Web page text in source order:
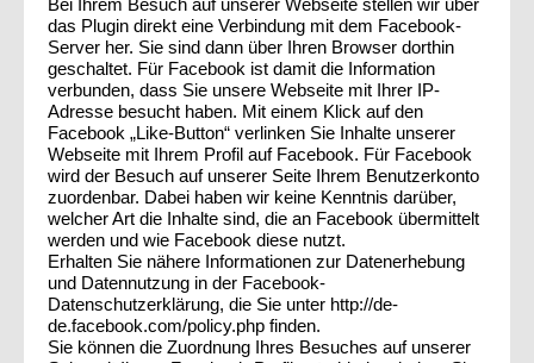
Bei Ihrem Besuch auf unserer Webseite stellen wir über
das Plugin direkt eine Verbindung mit dem Facebook-
Server her. Sie sind dann über Ihren Browser dorthin
geschaltet. Für Facebook ist damit die Information
verbunden, dass Sie unsere Webseite mit Ihrer IP-
Adresse besucht haben. Mit einem Klick auf den
Facebook „Like-Button“ verlinken Sie Inhalte unserer
Webseite mit Ihrem Profil auf Facebook. Für Facebook
wird der Besuch auf unserer Seite Ihrem Benutzerkonto
zuordenbar. Dabei haben wir keine Kenntnis darüber,
welcher Art die Inhalte sind, die an Facebook übermittelt
werden und wie Facebook diese nutzt.
Erhalten Sie nähere Informationen zur Datenerhebung
und Datennutzung in der Facebook-
Datenschutzerklärung, die Sie unter http://de-
de.facebook.com/policy.php finden.
Sie können die Zuordnung Ihres Besuches auf unserer